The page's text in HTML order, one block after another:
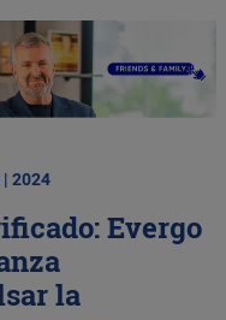
| 2024
Evergo
la